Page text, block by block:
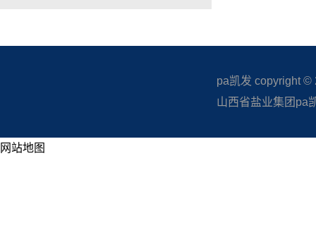
pa凯发 copyright ©
山西省盐业集团pa
网站地图